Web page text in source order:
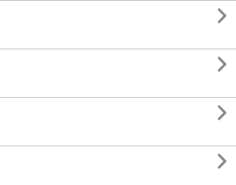



